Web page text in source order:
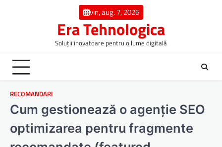
vin, aug. 7, 2026
Era Tehnologica
Soluții inovatoare pentru o lume digitală
RECOMANDARI
Cum gestionează o agenție SEO
optimizarea pentru fragmente